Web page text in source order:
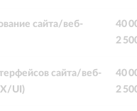
сайта/веб-
40
2
сайта/веб-
UI)
40
2